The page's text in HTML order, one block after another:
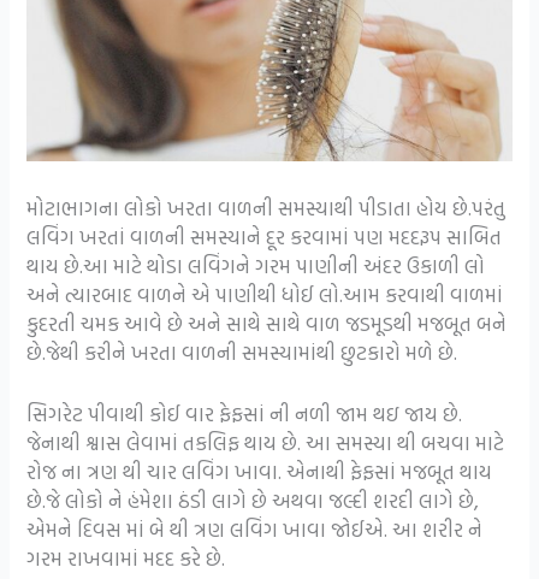
મોટાભાગના લોકો ખરતા વાળની સમસ્યાથી પીડાતા હોય છે.પરંતુ
લવિંગ ખરતાં વાળની સમસ્યાને દૂર કરવામાં પણ મદદરૂપ સાબિત
થાય છે.આ માટે થોડા લવિંગને ગરમ પાણીની અંદર ઉકાળી લો
અને ત્યારબાદ વાળને એ પાણીથી ધોઈ લો.આમ કરવાથી વાળમાં
કુદરતી ચમક આવે છે અને સાથે સાથે વાળ જડમૂડથી મજબૂત બને
છે.જેથી કરીને ખરતા વાળની સમસ્યામાંથી છુટકારો મળે છે.
સિગરેટ પીવાથી કોઈ વાર ફેફસાં ની નળી જામ થઇ જાય છે.
જેનાથી શ્વાસ લેવામાં તકલિફ થાય છે. આ સમસ્યા થી બચવા માટે
રોજ ના ત્રણ થી ચાર લવિંગ ખાવા. એનાથી ફેફસાં મજબૂત થાય
છે.જે લોકો ને હંમેશા ઠંડી લાગે છે અથવા જલ્દી શરદી લાગે છે,
એમને દિવસ માં બે થી ત્રણ લવિંગ ખાવા જોઈએ. આ શરીર ને
ગરમ રાખવામાં મદદ કરે છે.